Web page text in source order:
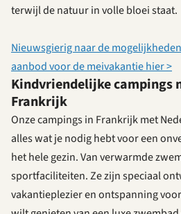
terwijl de natuur in volle bloei staat.
Nieuwsgierig naar de
aanbod voor de meivakantie hier >
Kindvriendelijke campings
Frankrijk
Onze campings in Frankrijk met
alles wat je nodig hebt voor een
het hele gezin. Van verwarmde
sportfaciliteiten. Ze zijn speciaal
vakantieplezier en ontspanning